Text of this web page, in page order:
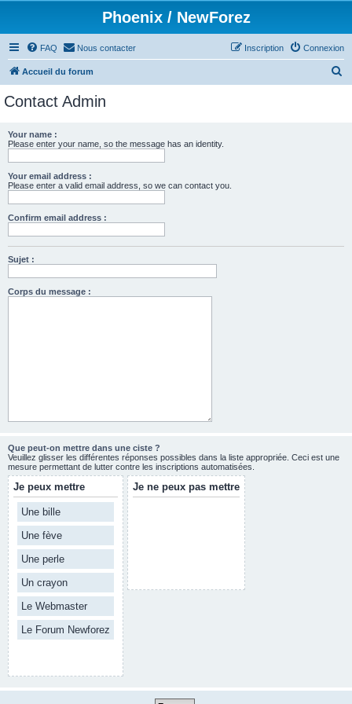
Phoenix / NewForez
FAQ Nous contacter Connexion
Inscription
Accueil du forum
Contact Admin
Your name :
Please enter your name, so the message has an identity.
Your email address :
Please enter a valid email address, so we can contact you.
Confirm email address :
Sujet :
Corps du message :
Que peut-on mettre dans une ciste ?
Veuillez glisser les différentes réponses possibles dans la liste appropriée. Ceci est une
mesure permettant de lutter contre les inscriptions automatisées.
Je peux mettre
Une bille
Une fève
Une perle
Un crayon
Le Webmaster
Le Forum Newforez
Je ne peux pas mettre